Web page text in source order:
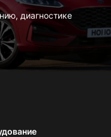
диагностике